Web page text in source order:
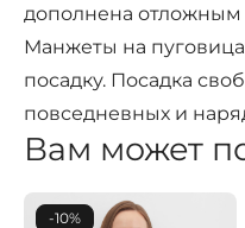
дополнена отложным
Манжеты на
посадку. Посадка
повседневных и
Вам может
-10%